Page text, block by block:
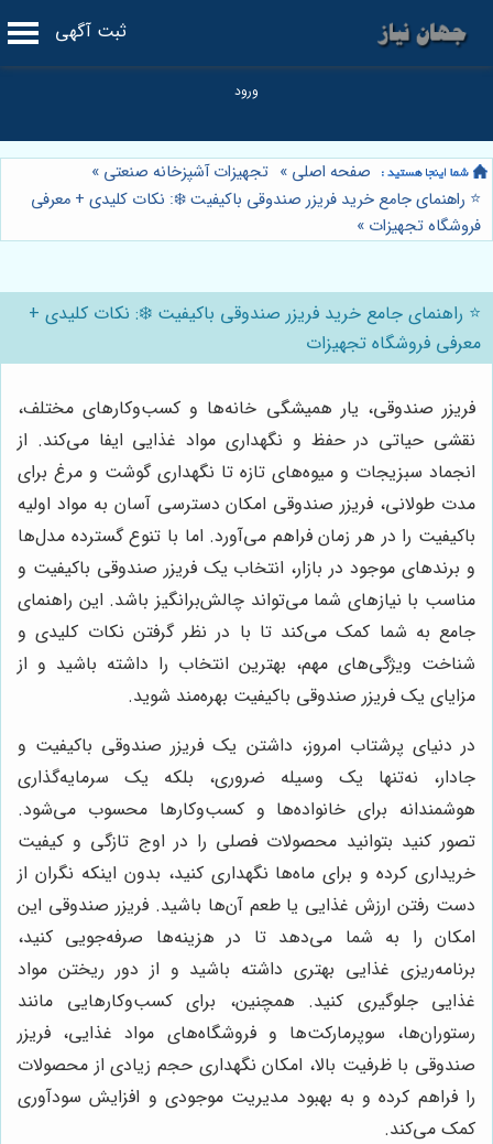
ثبت آگهی
صفحه اصلی » تجهیزات آشپزخانه صنعتی »
⭐️ راهنمای جامع خرید فریزر صندوقی باکیفیت ❄️: نکات کلیدی + معرفی
فروشگاه تجهیزات »
⭐️ راهنمای جامع خرید فریزر صندوقی باکیفیت ❄️: نکات کلیدی +
معرفی فروشگاه تجهیزات
فریزر صندوقی، یار همیشگی خانه‌ها و کسب‌وکارهای مختلف،
نقشی حیاتی در حفظ و نگهداری مواد غذایی ایفا می‌کند. از
انجماد سبزیجات و میوه‌های تازه تا نگهداری گوشت و مرغ برای
مدت طولانی، فریزر صندوقی امکان دسترسی آسان به مواد اولیه
باکیفیت را در هر زمان فراهم می‌آورد. اما با تنوع گسترده مدل‌ها
و برندهای موجود در بازار، انتخاب یک فریزر صندوقی باکیفیت و
مناسب با نیازهای شما می‌تواند چالش‌برانگیز باشد. این راهنمای
جامع به شما کمک می‌کند تا با در نظر گرفتن نکات کلیدی و
شناخت ویژگی‌های مهم، بهترین انتخاب را داشته باشید و از
مزایای یک فریزر صندوقی باکیفیت بهره‌مند شوید.
در دنیای پرشتاب امروز، داشتن یک فریزر صندوقی باکیفیت و
جادار، نه‌تنها یک وسیله ضروری، بلکه یک سرمایه‌گذاری
هوشمندانه برای خانواده‌ها و کسب‌وکارها محسوب می‌شود.
تصور کنید بتوانید محصولات فصلی را در اوج تازگی و کیفیت
خریداری کرده و برای ماه‌ها نگهداری کنید، بدون اینکه نگران از
دست رفتن ارزش غذایی یا طعم آن‌ها باشید. فریزر صندوقی این
امکان را به شما می‌دهد تا در هزینه‌ها صرفه‌جویی کنید،
برنامه‌ریزی غذایی بهتری داشته باشید و از دور ریختن مواد
غذایی جلوگیری کنید. همچنین، برای کسب‌وکارهایی مانند
رستوران‌ها، سوپرمارکت‌ها و فروشگاه‌های مواد غذایی، فریزر
صندوقی با ظرفیت بالا، امکان نگهداری حجم زیادی از محصولات
را فراهم کرده و به بهبود مدیریت موجودی و افزایش سودآوری
کمک می‌کند.